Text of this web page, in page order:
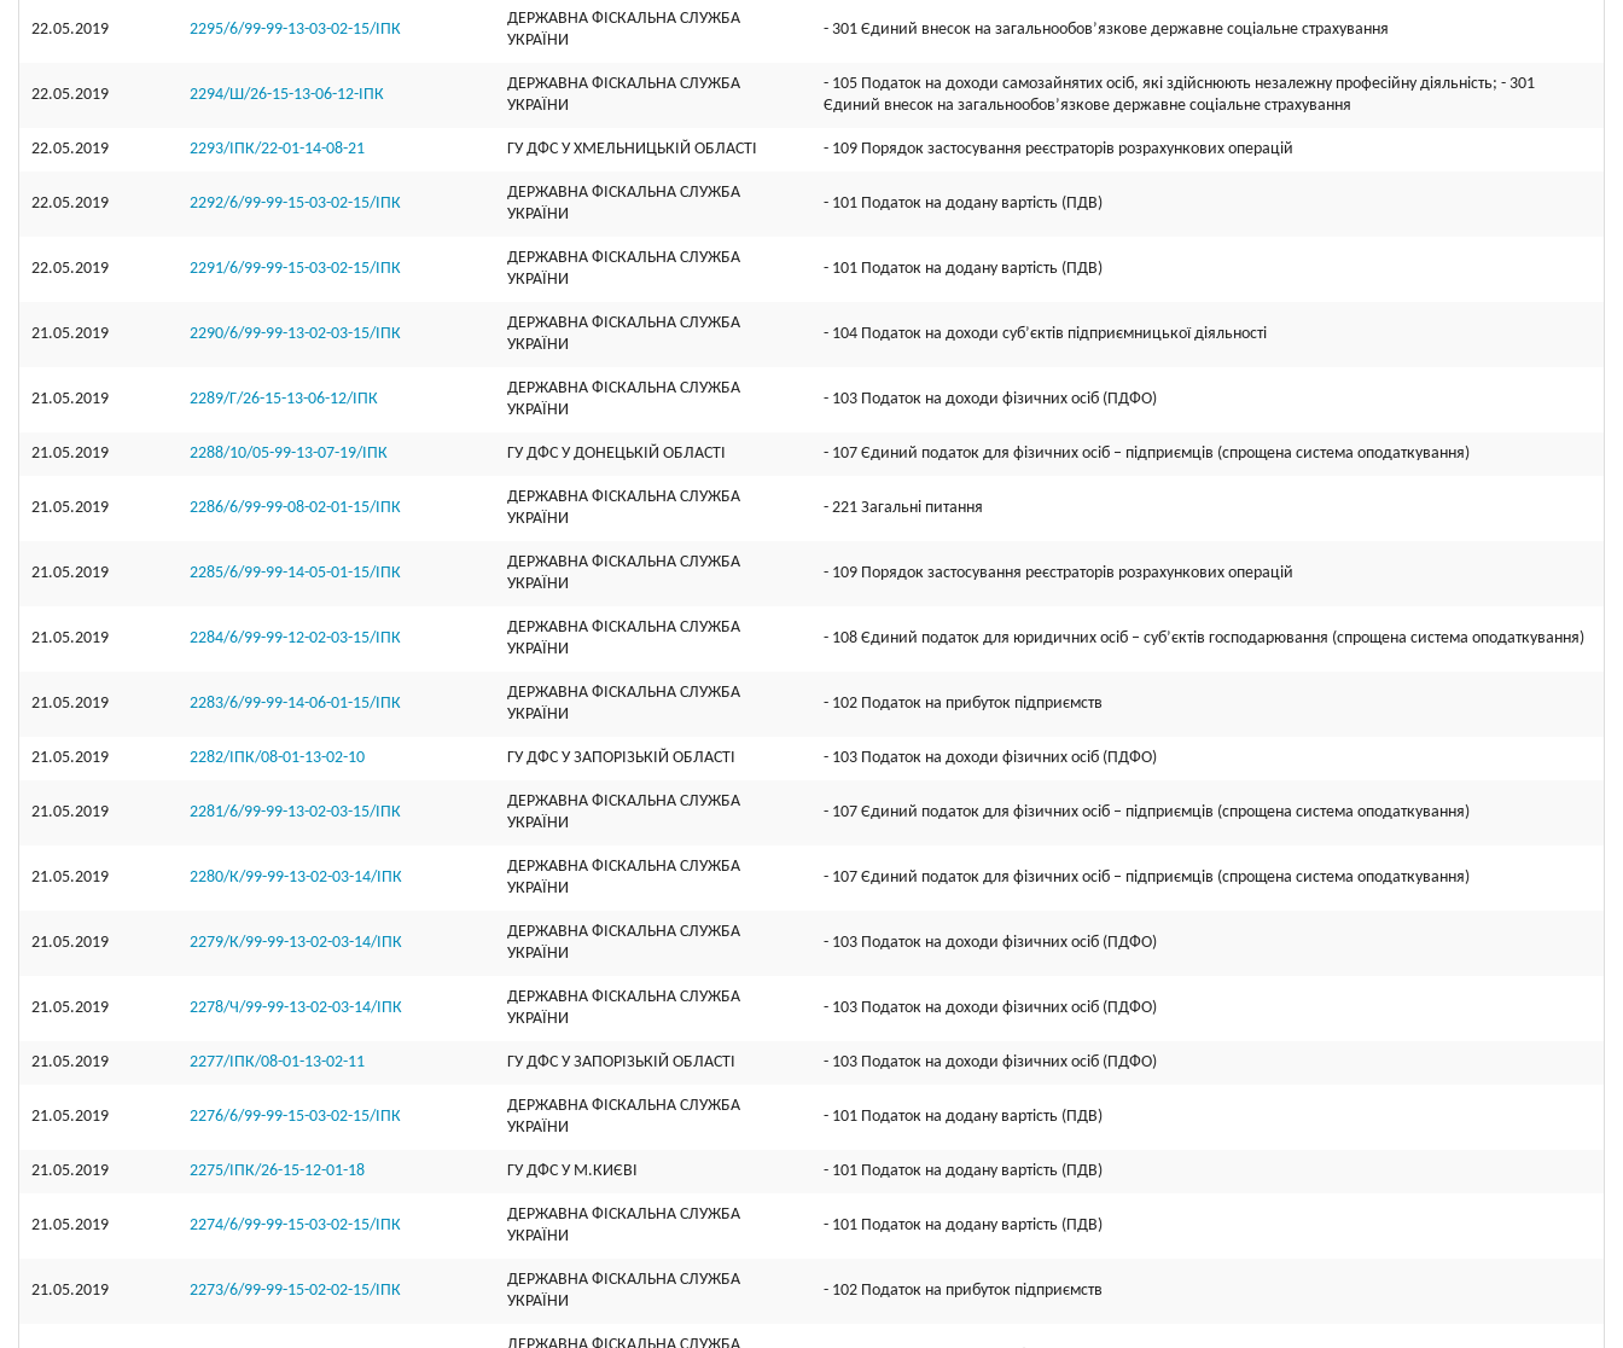
22.05.2019 2295/6/99-99-13-03-02-15/ІПК
ДЕРЖАВНА ФІСКАЛЬНА СЛУЖБА
УКРАЇНИ
- 301 Єдиний внесок на загальнообов’язкове державне соціальне страхування
22.05.2019 2294/Ш/26-15-13-06-12-ІПК
ДЕРЖАВНА ФІСКАЛЬНА СЛУЖБА
УКРАЇНИ
- 105 Податок на доходи самозайнятих осіб, які здійснюють незалежну професійну діяльність; - 301
Єдиний внесок на загальнообов’язкове державне соціальне страхування
22.05.2019 2293/ІПК/22-01-14-08-21 ГУ ДФС У ХМЕЛЬНИЦЬКIЙ ОБЛАСТI - 109 Порядок застосування реєстраторів розрахункових операцій
22.05.2019 2292/6/99-99-15-03-02-15/ІПК
ДЕРЖАВНА ФІСКАЛЬНА СЛУЖБА
УКРАЇНИ
- 101 Податок на додану вартість (ПДВ)
22.05.2019 2291/6/99-99-15-03-02-15/ІПК
ДЕРЖАВНА ФІСКАЛЬНА СЛУЖБА
УКРАЇНИ
- 101 Податок на додану вартість (ПДВ)
21.05.2019 2290/6/99-99-13-02-03-15/ІПК
ДЕРЖАВНА ФІСКАЛЬНА СЛУЖБА
УКРАЇНИ
- 104 Податок на доходи суб’єктів підприємницької діяльності
21.05.2019 2289/Г/26-15-13-06-12/ІПК
ДЕРЖАВНА ФІСКАЛЬНА СЛУЖБА
УКРАЇНИ
- 103 Податок на доходи фізичних осіб (ПДФО)
21.05.2019 2288/10/05-99-13-07-19/ІПК ГУ ДФС У ДОНЕЦЬКIЙ ОБЛАСТI - 107 Єдиний податок для фізичних осіб – підприємців (спрощена система оподаткування)
21.05.2019 2286/6/99-99-08-02-01-15/ІПК
ДЕРЖАВНА ФІСКАЛЬНА СЛУЖБА
УКРАЇНИ
- 221 Загальні питання
21.05.2019 2285/6/99-99-14-05-01-15/ІПК
ДЕРЖАВНА ФІСКАЛЬНА СЛУЖБА
УКРАЇНИ
- 109 Порядок застосування реєстраторів розрахункових операцій
21.05.2019 2284/6/99-99-12-02-03-15/ІПК
ДЕРЖАВНА ФІСКАЛЬНА СЛУЖБА
УКРАЇНИ
- 108 Єдиний податок для юридичних осіб – суб’єктів господарювання (спрощена система оподаткування)
21.05.2019 2283/6/99-99-14-06-01-15/ІПК
ДЕРЖАВНА ФІСКАЛЬНА СЛУЖБА
УКРАЇНИ
- 102 Податок на прибуток підприємств
21.05.2019 2282/ІПК/08-01-13-02-10 ГУ ДФС У ЗАПОРIЗЬКIЙ ОБЛАСТI - 103 Податок на доходи фізичних осіб (ПДФО)
21.05.2019 2281/6/99-99-13-02-03-15/ІПК
ДЕРЖАВНА ФІСКАЛЬНА СЛУЖБА
УКРАЇНИ
- 107 Єдиний податок для фізичних осіб – підприємців (спрощена система оподаткування)
21.05.2019 2280/К/99-99-13-02-03-14/ІПК
ДЕРЖАВНА ФІСКАЛЬНА СЛУЖБА
УКРАЇНИ
- 107 Єдиний податок для фізичних осіб – підприємців (спрощена система оподаткування)
21.05.2019 2279/К/99-99-13-02-03-14/ІПК
ДЕРЖАВНА ФІСКАЛЬНА СЛУЖБА
УКРАЇНИ
- 103 Податок на доходи фізичних осіб (ПДФО)
21.05.2019 2278/Ч/99-99-13-02-03-14/ІПК
ДЕРЖАВНА ФІСКАЛЬНА СЛУЖБА
УКРАЇНИ
- 103 Податок на доходи фізичних осіб (ПДФО)
21.05.2019 2277/ІПК/08-01-13-02-11 ГУ ДФС У ЗАПОРIЗЬКIЙ ОБЛАСТI - 103 Податок на доходи фізичних осіб (ПДФО)
21.05.2019 2276/6/99-99-15-03-02-15/ІПК
ДЕРЖАВНА ФІСКАЛЬНА СЛУЖБА
УКРАЇНИ
- 101 Податок на додану вартість (ПДВ)
21.05.2019 2275/ІПК/26-15-12-01-18 ГУ ДФС У М.КИЄВI - 101 Податок на додану вартість (ПДВ)
21.05.2019 2274/6/99-99-15-03-02-15/ІПК
ДЕРЖАВНА ФІСКАЛЬНА СЛУЖБА
УКРАЇНИ
- 101 Податок на додану вартість (ПДВ)
21.05.2019 2273/6/99-99-15-02-02-15/ІПК
ДЕРЖАВНА ФІСКАЛЬНА СЛУЖБА
УКРАЇНИ
- 102 Податок на прибуток підприємств